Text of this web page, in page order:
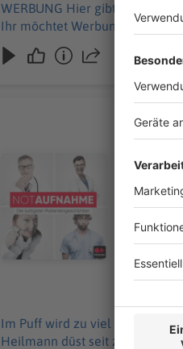
WERBUNG Hier gibt es viele Rabatte und alle Infos zu den Werbepartnern und „NotAufnahme“: https://linktr.ee/notaufnahme
Ihr möchtet Werbung in
Audiotitel - Ist Frankfurt noch
Ist
Im Puff
seine
Der
macht selbst er drei Rote
Podcast
Im Puff wird zu viel Druck
Heilmann düst seit zehn